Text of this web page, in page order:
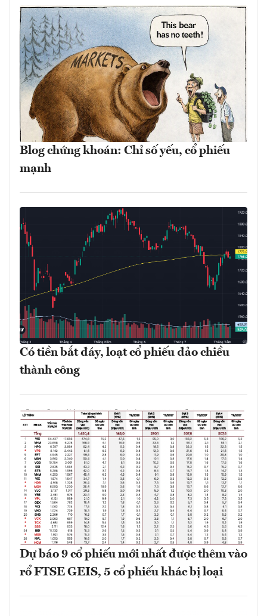
Blog chứng khoán: Chỉ số yếu, cổ phiếu
mạnh
Có tiền bắt đáy, loạt cổ phiếu đảo chiều
thành công
Dự báo 9 cổ phiếu mới nhất được thêm vào
rổ FTSE GEIS, 5 cổ phiếu khác bị loại